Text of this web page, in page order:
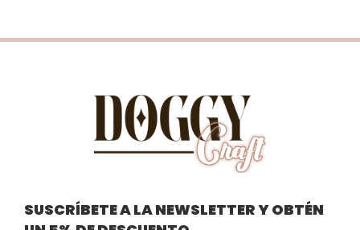
SUSCRÍBETE A LA NEWSLETTER Y OBTÉN